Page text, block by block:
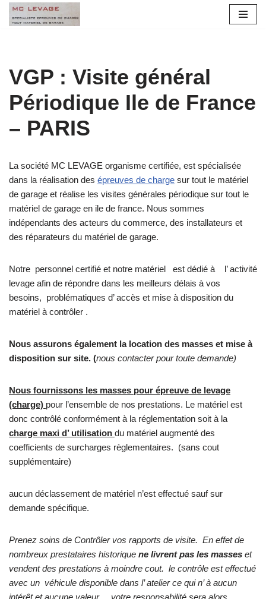
VGP : Visite général
Périodique Ile de France
– PARIS
La société MC LEVAGE organisme certifiée, est spécialisée
dans la réalisation des épreuves de charge sur tout le matériel
de garage et réalise les visites générales périodique sur tout le
matériel de garage en ile de france. Nous sommes
indépendants des acteurs du commerce, des installateurs et
des réparateurs du matériel de garage.
Notre personnel certifié et notre matériel est dédié à l’ activité
levage afin de répondre dans les meilleurs délais à vos
besoins, problématiques d’ accès et mise à disposition du
matériel à contrôler .
Nous assurons également la location des masses et mise à
disposition sur site. (nous contacter pour toute demande)
Nous fournissons les masses pour épreuve de levage
(charge) pour l’ensemble de nos prestations. Le matériel est
donc contrôlé conformément à la réglementation soit à la
charge maxi d’ utilisation du matériel augmenté des
coefficients de surcharges règlementaires. (sans cout
supplémentaire)
aucun déclassement de matériel n’est effectué sauf sur
demande spécifique.
Prenez soins de Contrôler vos rapports de visite. En effet de
nombreux prestataires historique ne livrent pas les masses et
vendent des prestations à moindre cout. le contrôle est effectué
avec un véhicule disponible dans l’ atelier ce qui n’ à aucun